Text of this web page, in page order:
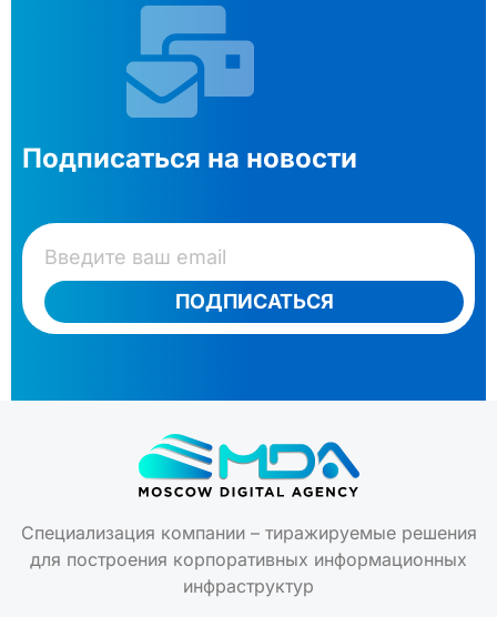
Подписаться на новости
ПОДПИСАТЬСЯ
Специализация компании – тиражируемые решения
для построения корпоративных информационных
инфраструктур